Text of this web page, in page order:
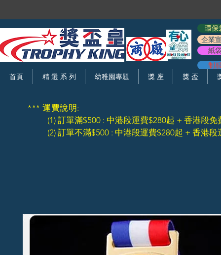
首頁 精 選 系 列 幼稚園專題 獎 座 獎 盃
環保
企業
紙
制
*** 運費說明:
(1) 訂單滿$500 : 中港段運費$280起 + 香港段免
(2) 訂單不滿$500 : 中港段運費$280起 + 香港段